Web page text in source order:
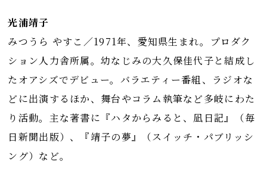
光浦靖子
みつうら やすこ／1971年、愛知県生まれ。プロダク
ション人力舎所属。幼なじみの大久保佳代子と結成し
たオアシズでデビュー。バラエティー番組、ラジオな
どに出演するほか、舞台やコラム執筆など多岐にわた
り活動。主な著書に『ハタからみると、凪日記』（毎
日新聞出版）、『靖子の夢』（スイッチ・パブリッシ
ング）など。